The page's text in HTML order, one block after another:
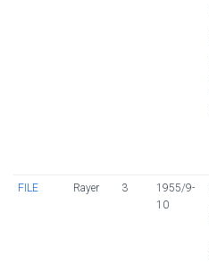
FILE Rayer 3
1955/9-
10